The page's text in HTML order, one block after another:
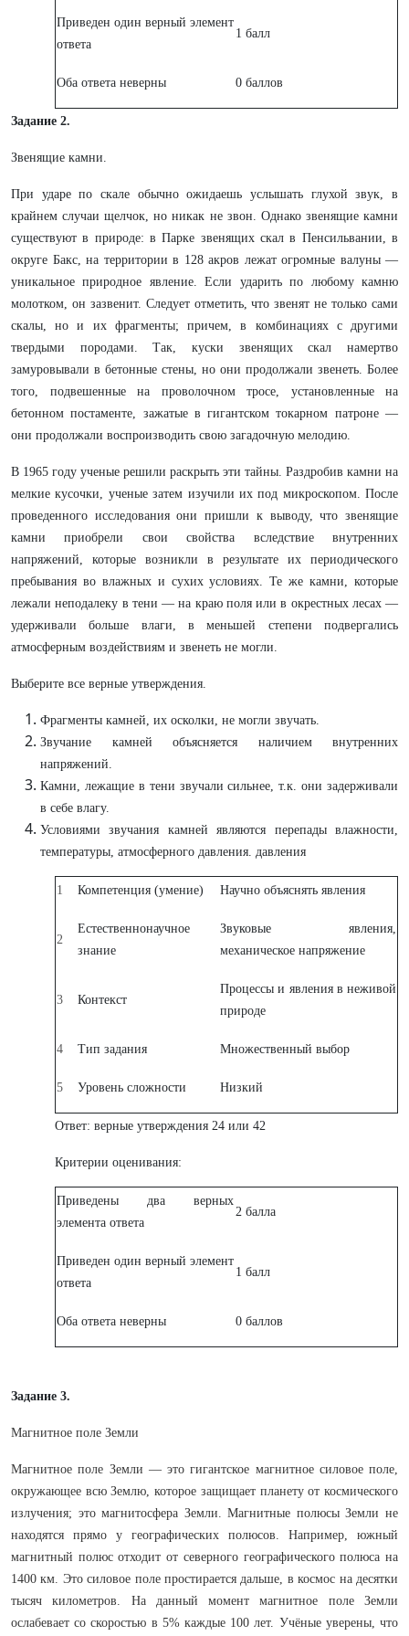
Приведен один верный элемент
ответа
1 балл
Оба ответа неверны 0 баллов
Задание 2.
Звенящие камни.
При ударе по скале обычно ожидаешь услышать глухой звук, в
крайнем случаи щелчок, но никак не звон. Однако звенящие камни
существуют в природе: в Парке звенящих скал в Пенсильвании, в
округе Бакс, на территории в 128 акров лежат огромные валуны —
уникальное природное явление. Если ударить по любому камню
молотком, он зазвенит. Следует отметить, что звенят не только сами
скалы, но и их фрагменты; причем, в комбинациях с другими
твердыми породами. Так, куски звенящих скал намертво
замуровывали в бетонные стены, но они продолжали звенеть. Более
того, подвешенные на проволочном тросе, установленные на
бетонном постаменте, зажатые в гигантском токарном патроне —
они продолжали воспроизводить свою загадочную мелодию.
В 1965 году ученые решили раскрыть эти тайны. Раздробив камни на
мелкие кусочки, ученые затем изучили их под микроскопом. После
проведенного исследования они пришли к выводу, что звенящие
камни приобрели свои свойства вследствие внутренних
напряжений, которые возникли в результате их периодического
пребывания во влажных и сухих условиях. Те же камни, которые
лежали неподалеку в тени — на краю поля или в окрестных лесах —
удерживали больше влаги, в меньшей степени подвергались
атмосферным воздействиям и звенеть не могли.
Выберите все верные утверждения.
Фрагменты камней, их осколки, не могли звучать.
Звучание камней объясняется наличием внутренних
напряжений.
Камни, лежащие в тени звучали сильнее, т.к. они задерживали
в себе влагу.
Условиями звучания камней являются перепады влажности,
температуры, атмосферного давления. давления
1 Компетенция (умение) Научно объяснять явления
2
Естественнонаучное
знание
Звуковые явления,
механическое напряжение
3 Контекст
Процессы и явления в неживой
природе
4 Тип задания Множественный выбор
5 Уровень сложности Низкий
Ответ: верные утверждения 24 или 42
Критерии оценивания:
Приведены два верных
элемента ответа
2 балла
Приведен один верный элемент
ответа
1 балл
Оба ответа неверны 0 баллов
Задание 3.
Магнитное поле Земли
Магнитное поле Земли — это гигантское магнитное силовое поле,
окружающее всю Землю, которое защищает планету от космического
излучения; это магнитосфера Земли. Магнитные полюсы Земли не
находятся прямо у географических полюсов. Например, южный
магнитный полюс отходит от северного географического полюса на
1400 км. Это силовое поле простирается дальше, в космос на десятки
тысяч километров. На данный момент магнитное поле Земли
ослабевает со скоростью в 5% каждые 100 лет. Учёные уверены, что